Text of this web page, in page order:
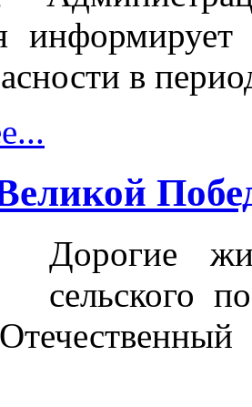
в
Дорогие
сельского